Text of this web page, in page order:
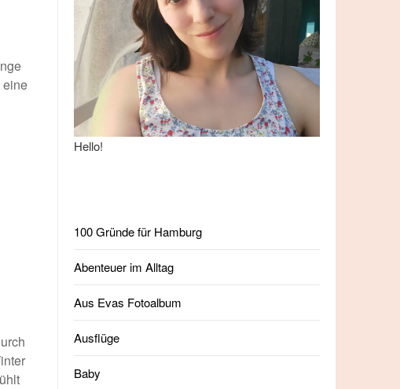
eine
Hello!
100 Gründe für Hamburg
Abenteuer im Alltag
Aus Evas Fotoalbum
Ausflüge
Baby